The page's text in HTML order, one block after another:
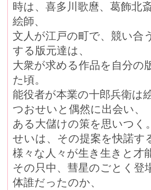
時は、喜多川歌麿、葛飾北
絵師、
文人が江戸の町で、競い合
する版元達は、
大衆が求める作品を自分の
た頃。
能役者が本業の十郎兵衛は
つおせいと偶然に出会い、
ある大儲けの策を思いつ
せいは、その提案を快諾す
様々な人々が生き生きと才
その只中、彗星のごとく登
体誰だったのか、